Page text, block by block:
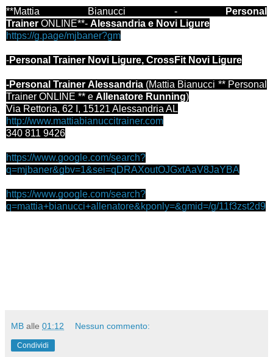
**Mattia Bianucci -
Personal
Trainer ONLINE**- Alessandria e Novi Ligure
https://g.page/mjbaner?gm
-Personal Trainer Novi Ligure, CrossFit Novi Ligure
-Personal Trainer Alessandria(Mattia Bianucci ** Personal
Trainer ONLINE ** e Allenatore Running)
Via Rettoria, 62 I, 15121 Alessandria AL
http://www.mattiabianuccitrainer.com
340 811 9426
https://www.google.com/search?
q=mjbaner&gbv=1&sei=qDRAXoutOJGxtAaV8JaYBA
https://www.google.com/search?
q=mattia+bianucci+allenatore&kponly=&gmid=/g/11f3zst2d9
MB alle 01:12 Nessun commento:
Condividi